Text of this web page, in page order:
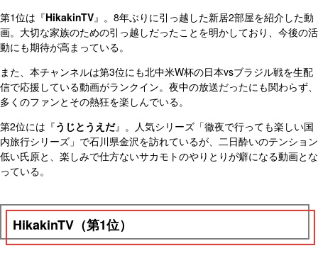
第1位は『HikakinTV』。8年ぶりに引っ越した新居2部屋を紹介した動
画。大切な家族のための引っ越しだったことを明かしており、今後の活
動にも期待が高まっている。
また、本チャンネルは第3位にも北中米W杯の日本vsブラジル戦を生配
信で応援している動画がランクイン。夜中の放送だったにも関わらず、
多くのファンとその熱狂を楽しんでいる。
第2位には『うじとうえだ』。人気シリーズ「徹夜で行っても楽しい国
内旅行シリーズ」で石川県金沢を訪れているが、二日酔いのテンション
低い氏原と、楽しみで仕方ないサカモトのやりとりが癖になる動画とな
っている。
HikakinTV（第1位）